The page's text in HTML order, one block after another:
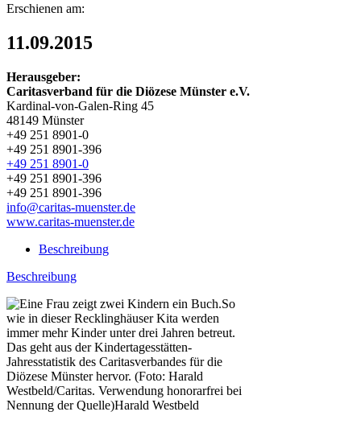
Erschienen am:
11.09.2015
Herausgeber:
Caritasverband für die Diözese Münster e.V.
Kardinal-von-Galen-Ring 45
48149 Münster
+49 251 8901-0
+49 251 8901-396
+49 251 8901-0
+49 251 8901-396
+49 251 8901-396
info@caritas-muenster.de
www.caritas-muenster.de
Beschreibung
Beschreibung
So
wie in dieser Recklinghäuser Kita werden
immer mehr Kinder unter drei Jahren betreut.
Das geht aus der Kindertagesstätten-
Jahresstatistik des Caritasverbandes für die
Diözese Münster hervor. (Foto: Harald
Westbeld/Caritas. Verwendung honorarfrei bei
Nennung der Quelle)Harald Westbeld